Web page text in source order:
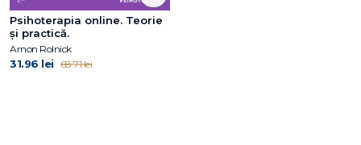
Psihoterapia online. Teorie
și practică.
Arnon Rolnick
31.96 lei 68.71 lei